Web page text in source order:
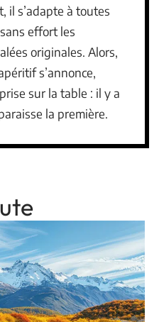
il s’adapte à toutes
effort les
originales. Alors,
s’annonce,
sur la table : il y a
la première.